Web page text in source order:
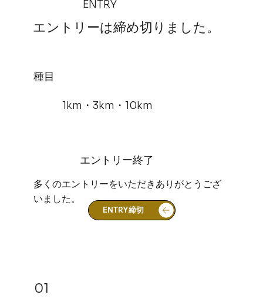
ENTRY
​エントリーは締め切りました。
​種目
1km・3km・10km
エントリー終了
​多くのエントリーをいただきありがとうござ
いました。
ENTRY締切
01